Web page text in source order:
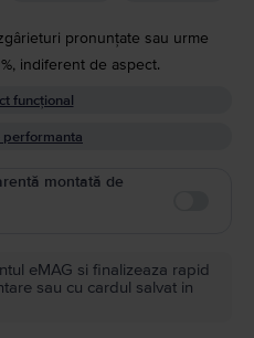
pronunțate sau urme
indiferent de aspect.
funcțional
performanta
montată de
eMAG si finalizeaza rapid
sau cu cardul salvat in